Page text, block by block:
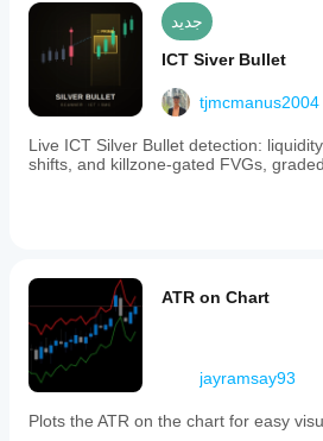
جديد
ICT Siver Bullet
tjmcmanus2004
Live ICT Silver Bullet detection:
shifts, and killzone-gated FVGs,
ATR on Chart
jayramsay93
Plots the ATR on the chart for easy